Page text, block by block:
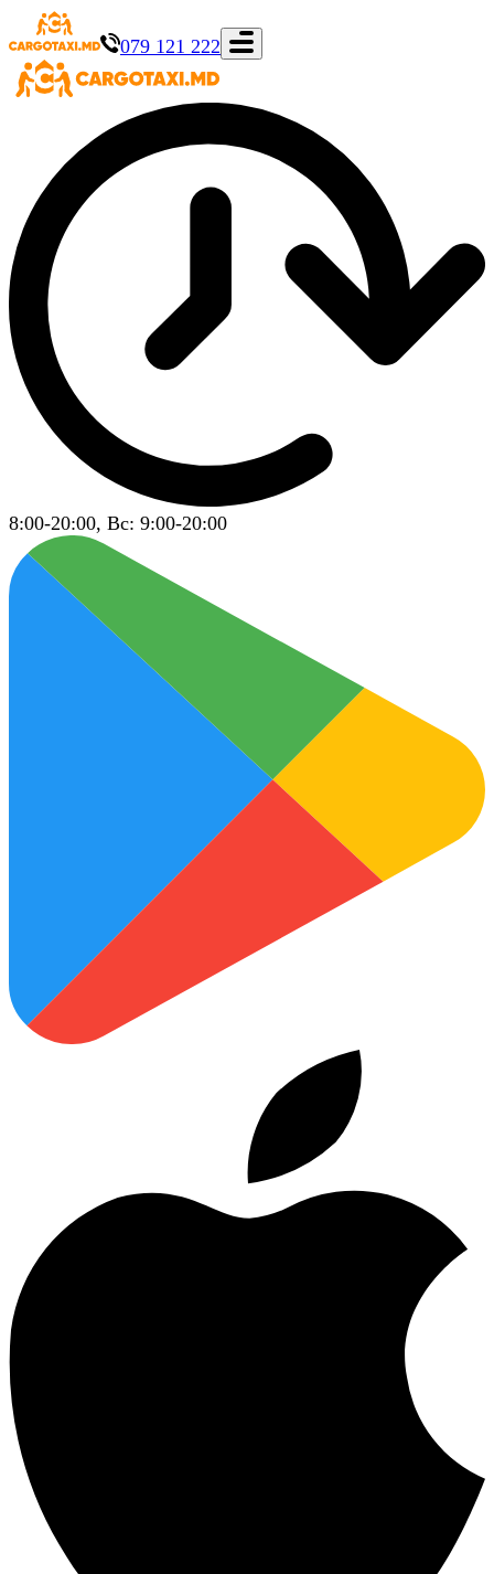
079 121 222
8:00-20:00, Вс: 9:00-20:00